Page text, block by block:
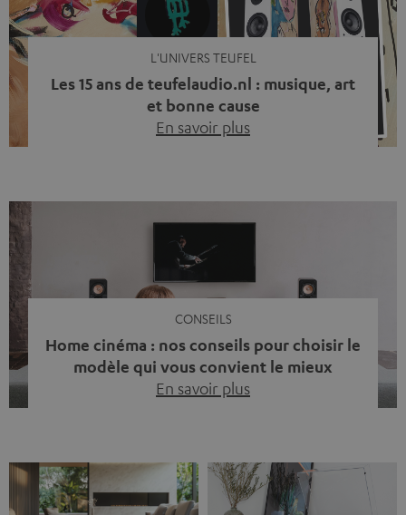
L'UNIVERS TEUFEL
Les 15 ans de teufelaudio.nl : musique, art
et bonne cause
En savoir plus
quelque chose qui reflète ce que représente Teufel :
célébrer le pouvoir du son et redonner quelque chose à
la société. La musique fait bien plus que simplement
sonner bien. […]
CONSEILS
Home cinéma : nos conseils pour choisir le
modèle qui vous convient le mieux
En savoir plus
dialogue est couvert par un bruit de fond… et adieu
l’immersion. Rassurez-vous, on a tous vécu ça. Mais la